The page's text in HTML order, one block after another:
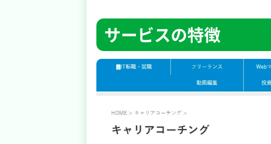
サービスの特徴